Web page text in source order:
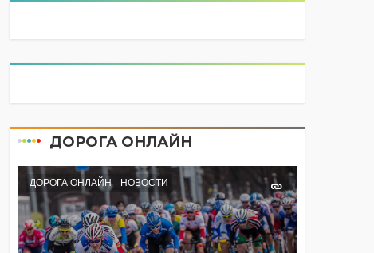
ДОРОГА ОНЛАЙН
ДОРОГА ОНЛАЙН НОВОСТИ